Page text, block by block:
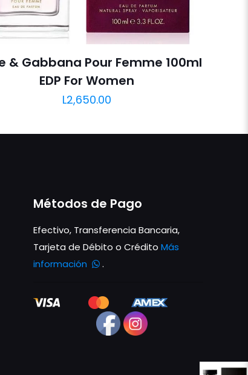
& Gabbana Pour Femme 100ml
EDP For Women
L2,650.00
Métodos de Pago
Efectivo, Transferencia Bancaria,
Tarjeta de Débito o CréditoMás
información
.